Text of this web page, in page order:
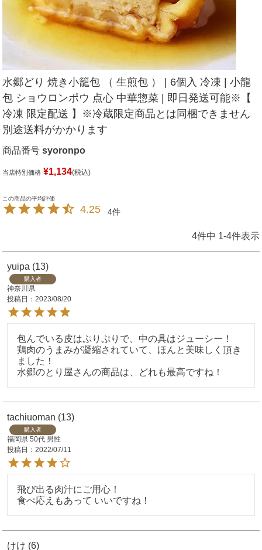
水郷どり 焼き小籠包 （ 生煎包 ） | 6個入 冷凍 | 小龍
包 ショウロンポウ 点心 中華惣菜 | 即日発送可能※【
冷凍 限定配送 】※冷蔵限定商品とは同梱できません
別途送料がかかります
商品番号 syoronpo
当店特別価格 ¥1,134 税込
4.25 4
4件中 1-4件表示
yuipa 13
購入者
神奈川県
投稿日
2023/08/20
包んでいる皮はぷりぷりで、中の具はジューシー！
鶏肉のうまみが凝縮されていて、ほんと美味しく頂き
ました！
水郷のとり屋さんの商品は、どれも最高ですね！
tachiuoman 13
購入者
福岡県 50代 男性
投稿日
2022/07/11
飛び出る肉汁にご用心！
食べ応えもあって いいですね！
けけ 6